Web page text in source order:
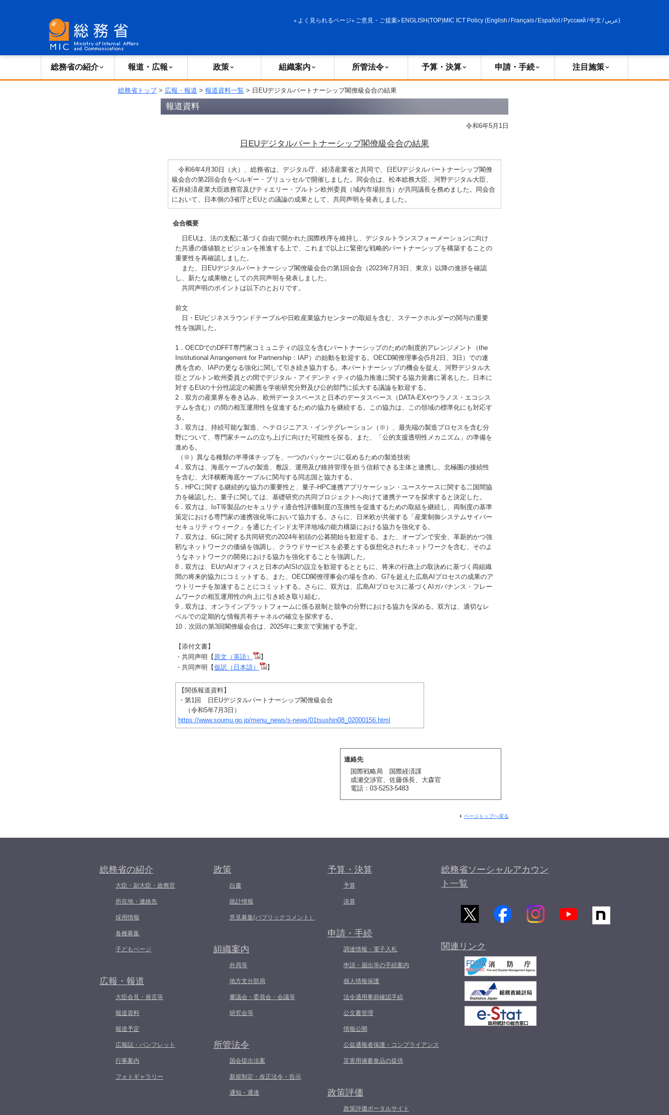
よく見られるページ ご意見・ご提案 ENGLISH(TOP)MIC ICT Policy (English / Français/ Español / Русский /中文 /عربي)
総務省の紹介 報道・広報 政策 組織案内 所管法令 予算・決算 申請・手続 注目施策
総務省トップ> 広報・報道 > 報道資料一覧 > 日EUデジタルパートナーシップ閣僚級会合の結果
報道資料
令和6年5月1日
日EUデジタルパートナーシップ閣僚級会合の結果
令和6年4月30日（火）、総務省は、デジタル庁、経済産業省と共同で、日EUデジタルパートナーシップ閣僚
級会合の第2回会合をベルギー・ブリュッセルで開催しました。同会合は、松本総務大臣、河野デジタル大臣、
石井経済産業大臣政務官及びティエリー・ブルトン欧州委員（域内市場担当）が共同議長を務めました。同会合
において、日本側の3省庁とEUとの議論の成果として、共同声明を発表しました。
会合概要
日EUは、法の支配に基づく自由で開かれた国際秩序を維持し、デジタルトランスフォーメーションに向け
た共通の価値観とビジョンを推進する上で、これまで以上に緊密な戦略的パートナーシップを構築することの
重要性を再確認しました。
また、日EUデジタルパートナーシップ閣僚級会合の第1回会合（2023年7月3日、東京）以降の進捗を確認
し、新たな成果物としての共同声明を発表しました。
共同声明のポイントは以下のとおりです。
前文
日・EUビジネスラウンドテーブルや日欧産業協力センターの取組を含む、ステークホルダーの関与の重要
性を強調した。
1．OECDでのDFFT専門家コミュニティの設立を含むパートナーシップのための制度的アレンジメント（the
Institutional Arrangement for Partnership：IAP）の始動を歓迎する。OECD閣僚理事会(5月2日、3日）での連
携を含め、IAPの更なる強化に関して引き続き協力する。本パートナーシップの機会を捉え、河野デジタル大
臣とブルトン欧州委員との間でデジタル・アイデンティティの協力推進に関する協力覚書に署名した。日本に
対するEUの十分性認定の範囲を学術研究分野及び公的部門に拡大する議論を歓迎する。
2．双方の産業界を巻き込み、欧州データスペースと日本のデータスペース（DATA-EXやウラノス・エコシス
テムを含む）の間の相互運用性を促進するための協力を継続する。この協力は、この領域の標準化にも対応す
る。
3．双方は、持続可能な製造、ヘテロジニアス・インテグレーション（※）、最先端の製造プロセスを含む分
野について、専門家チームの立ち上げに向けた可能性を探る。また、「公的支援透明性メカニズム」の準備を
進める。
（※）異なる種類の半導体チップを、一つのパッケージに収めるための製造技術
4．双方は、海底ケーブルの製造、敷設、運用及び維持管理を担う信頼できる主体と連携し、北極圏の接続性
を含む、大洋横断海底ケーブルに関与する同志国と協力する。
5．HPCに関する継続的な協力の重要性と、量子-HPC連携アプリケーション・ユースケースに関する二国間協
力を確認した。量子に関しては、基礎研究の共同プロジェクトへ向けて連携テーマを探求すると決定した。
6．双方は、IoT等製品のセキュリティ適合性評価制度の互換性を促進するための取組を継続し、両制度の基準
策定における専門家の連携強化等において協力する。さらに、日米欧が共催する「産業制御システムサイバー
セキュリティウィーク」を通じたインド太平洋地域の能力構築における協力を強化する。
7．双方は、6Gに関する共同研究の2024年初頭の公募開始を歓迎する。また、オープンで安全、革新的かつ強
靭なネットワークの価値を強調し、クラウドサービスを必要とする仮想化されたネットワークを含む、そのよ
うなネットワークの開発における協力を強化することを強調した。
8．双方は、EUのAIオフィスと日本のAISIの設立を歓迎するとともに、将来の行政上の取決めに基づく両組織
間の将来的協力にコミットする。また、OECD閣僚理事会の場を含め、G7を超えた広島AIプロセスの成果のア
ウトリーチを加速することにコミットする。さらに、双方は、広島AIプロセスに基づくAIガバナンス・フレー
ムワークの相互運用性の向上に引き続き取り組む。
9．双方は、オンラインプラットフォームに係る規制と競争の分野における協力を深める。双方は、適切なレ
ベルでの定期的な情報共有チャネルの確立を探求する。
10．次回の第3回閣僚級会合は、2025年に東京で実施する予定。
【添付文書】
・共同声明【 原文（英語）
】
・共同声明【仮訳（日本語） 】
【関係報道資料】
・第1回 日EUデジタルパートナーシップ閣僚級会合
（令和5年7月3日）
https://www.soumu.go.jp/menu_news/s-news/01tsushin08_02000156.html
連絡先
国際戦略局 国際経済課
成瀬交渉官、佐藤係長、大森官
電話：03-5253-5483
ページトップへ戻る
総務省の紹介
大臣・副大臣・政務官
所在地・連絡先
採用情報
各種募集
子どもページ
広報・報道
大臣会見・発言等
報道資料
報道予定
広報誌・パンフレット
行事案内
フォトギャラリー
政策
白書
統計情報
意見募集(パブリックコメント）
組織案内
外局等
地方支分部局
審議会・委員会・会議等
研究会等
所管法令
国会提出法案
新規制定・改正法令・告示
通知・通達
予算・決算
予算
決算
申請・手続
調達情報・電子入札
申請・届出等の手続案内
個人情報保護
法令適用事前確認手続
公文書管理
情報公開
公益通報者保護・コンプライアンス
災害用備蓄食品の提供
政策評価
政策評価ポータルサイト
総務省ソーシャルアカウン
ト一覧
関連リンク